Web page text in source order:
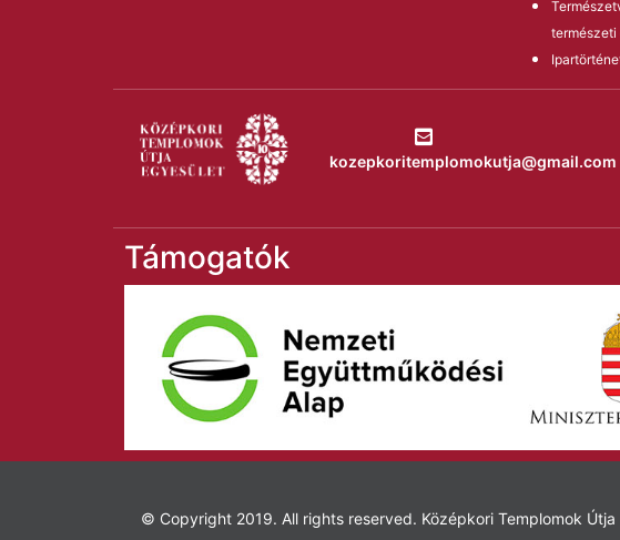
természeti
kozepkoritemplomokutja@gmail.com
Támogatók
© Copyright 2019. All rights reserved. Középkori Templomok